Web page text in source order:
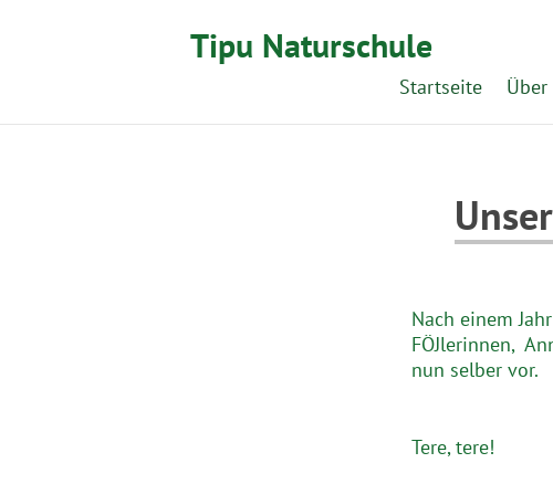
Tipu Naturschule
Startseite Über
Nach einem
FÖJlerinnen,
nun selber vor.
Tere, tere!